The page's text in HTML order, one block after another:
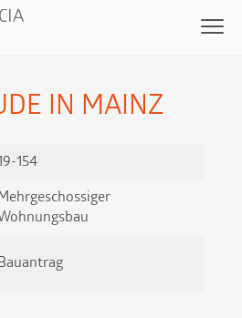
IN MAINZ
154
Mehrgeschossiger
Bauantrag